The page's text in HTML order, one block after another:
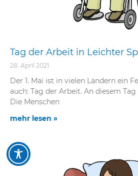
Tag der Arbeit in Leichter
28. April 2021
Der 1. Mai ist in vielen Ländern ein
auch: Tag der Arbeit. An diesem
Die Menschen
mehr lesen »